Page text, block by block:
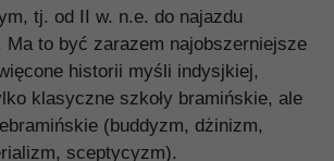
tj. od II w. n.e. do najazdu
Ma to być zarazem najobszerniejsze
historii myśli indysjkiej,
klasyczne szkoły bramińskie, ale
(buddyzm, dżinizm,
sceptycyzm).